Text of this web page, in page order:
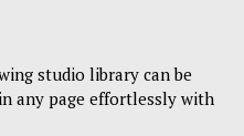
studio library can be
any page effortlessly with